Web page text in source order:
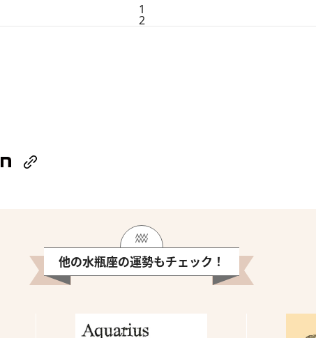
1
2
他の水瓶座の運勢もチェック！